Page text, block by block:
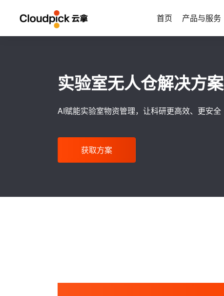
首页 产品与服务
实验室无人仓解决方案
AI赋能实验室物资管理，让科研更高效、更安全
获取方案